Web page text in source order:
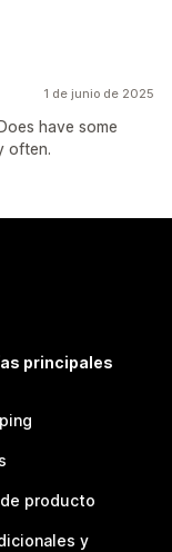
1 de junio de 2025
have some
often.
principales
producto
y